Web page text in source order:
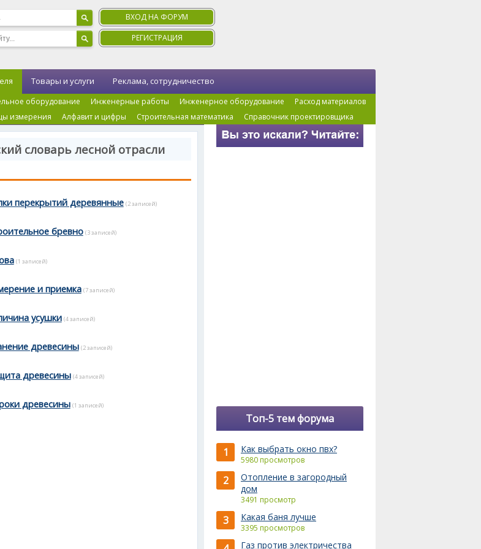
ВХОД НА ФОРУМ
РЕГИСТРАЦИЯ
оборудование Инженерные работы Инженерное оборудование
Расход материалов
измерения Алфавит и цифры Строительная математика Справочник проектировщика
Товары и услуги Реклама, сотрудничество
словарь лесной отрасли
перекрытий деревянные (2 записей)
бревно (3 записей)
(1 записей)
и приемка (7 записей)
усушки (4 записей)
древесины (2 записей)
древесины (4 записей)
древесины (1 записей)
Топ-5 тем форума
1 Как выбрать окно пвх?
5980 просмотров
2
Отопление в загородный
дом
3491 просмотр
3 Какая баня лучше
3395 просмотров
Газ против электричества